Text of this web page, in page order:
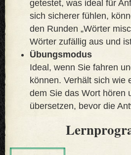
getestet, was ideal für
sich sicherer fühlen,
den Runden „Wörter
Wörter zufällig aus und
Übungsmodus
Ideal, wenn Sie fahren
können. Verhält sich wie
dem Sie das Wort hören
übersetzen, bevor die